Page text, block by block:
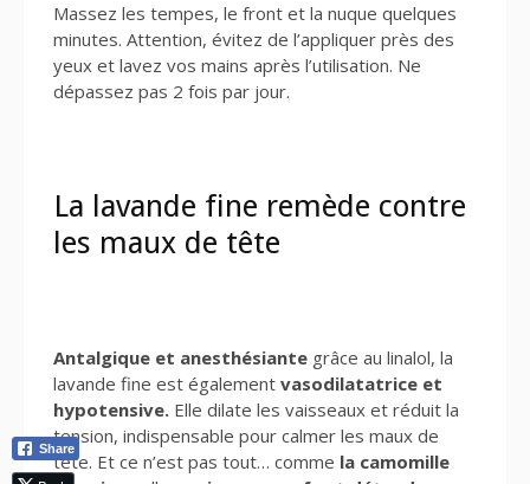
Massez les tempes, le front et la nuque quelques
minutes. Attention, évitez de l’appliquer près des
yeux et lavez vos mains après l’utilisation. Ne
dépassez pas 2 fois par jour.
La lavande fine remède contre
les maux de tête
Antalgique et anesthésiante grâce au linalol, la
lavande fine est également vasodilatatrice et
hypotensive. Elle dilate les vaisseaux et réduit la
tension, indispensable pour calmer les maux de
tête. Et ce n’est pas tout… comme la camomille
Share